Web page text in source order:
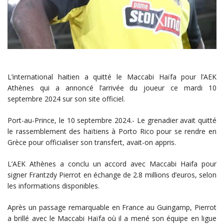
L’international haitien a quitté le Maccabi Haïfa pour l’AEK
Athènes qui a annoncé l’arrivée du joueur ce mardi 10
septembre 2024 sur son site officiel.
Port-au-Prince, le 10 septembre 2024.- Le grenadier avait quitté
le rassemblement des haïtiens à Porto Rico pour se rendre en
Grèce pour officialiser son transfert, avait-on appris.
L’AEK Athènes a conclu un accord avec Maccabi Haifa pour
signer Frantzdy Pierrot en échange de 2.8 millions d’euros, selon
les informations disponibles.
Après un passage remarquable en France au Guingamp, Pierrot
a brillé avec le Maccabi Haïfa où il a mené son équipe en ligue